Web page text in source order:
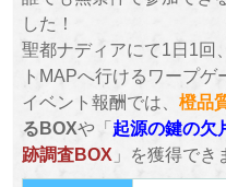
した！
聖都ナディアにて1日1回
トMAPへ行けるワープゲ
イベント報酬では、 橙品
るBOXや「起源の鍵の欠
跡調査BOX 」を獲得でき